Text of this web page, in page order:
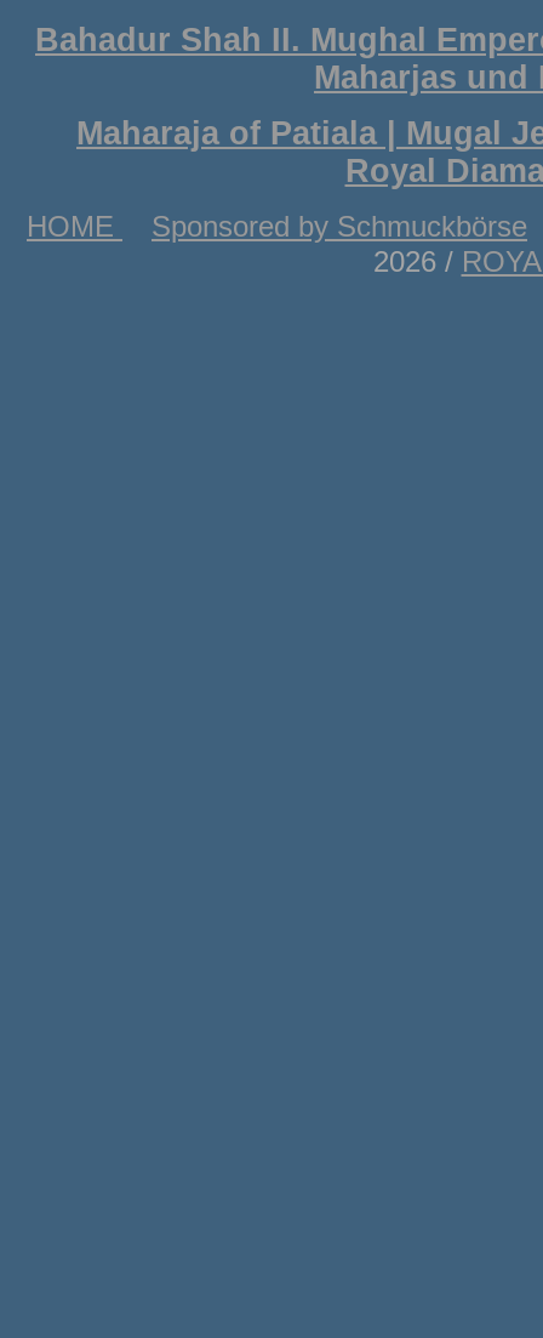
Bahadur Shah II. Mughal
Maharjas und
Maharaja of Patiala | Mugal
Royal
HOME
Sponsored by Schmuckbörse
2026 /